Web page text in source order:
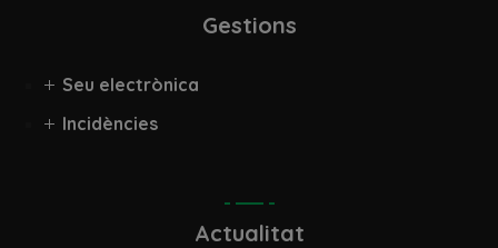
Gestions
Seu electrònica
Incidències
Actualitat